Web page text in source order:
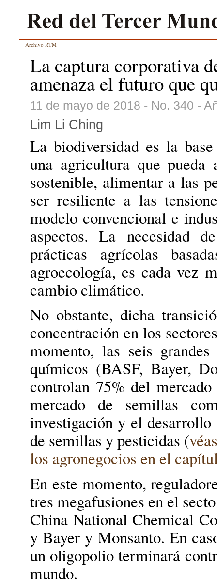
Archivo RTM
La captura corporativa
amenaza el futuro que
11 de mayo de 2018 - No. 340 -
Lim Li Ching
La biodiversidad es la
una agricultura que pueda
sostenible, alimentar a las
ser resiliente a las
modelo convencional e
aspectos. La necesidad
prácticas agrícolas
agroecología, es cada vez
cambio climático.
No obstante, dicha
concentración en los
momento, las seis
químicos (BASF, Bayer,
controlan 75% del
mercado de semillas
investigación y el
de semillas y pesticidas (
los agronegocios en el
En este momento,
tres megafusiones en el
China National Chemical
y Bayer y Monsanto. En
un oligopolio terminará
mundo.